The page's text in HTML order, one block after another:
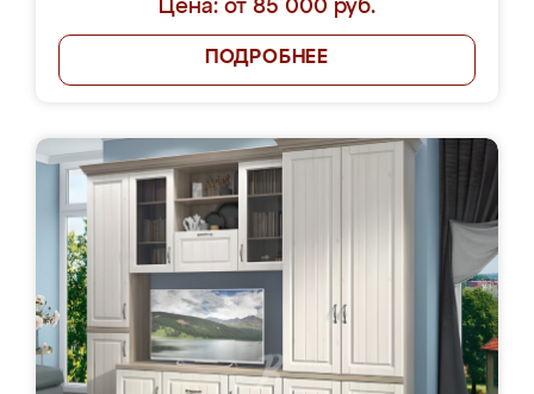
Цена: от 85 000 руб.
ПОДРОБНЕЕ